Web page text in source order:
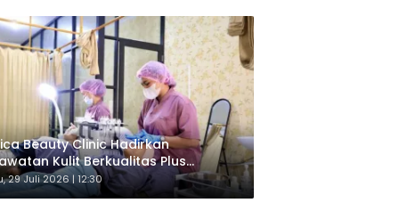
Beauty Clinic Hadirkan
Kulit Berkualitas Plus
Gratis
29 Juli 2026 | 12:30